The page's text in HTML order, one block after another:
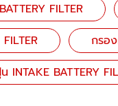
FILTER
กรอ
INTAKE BATTERY